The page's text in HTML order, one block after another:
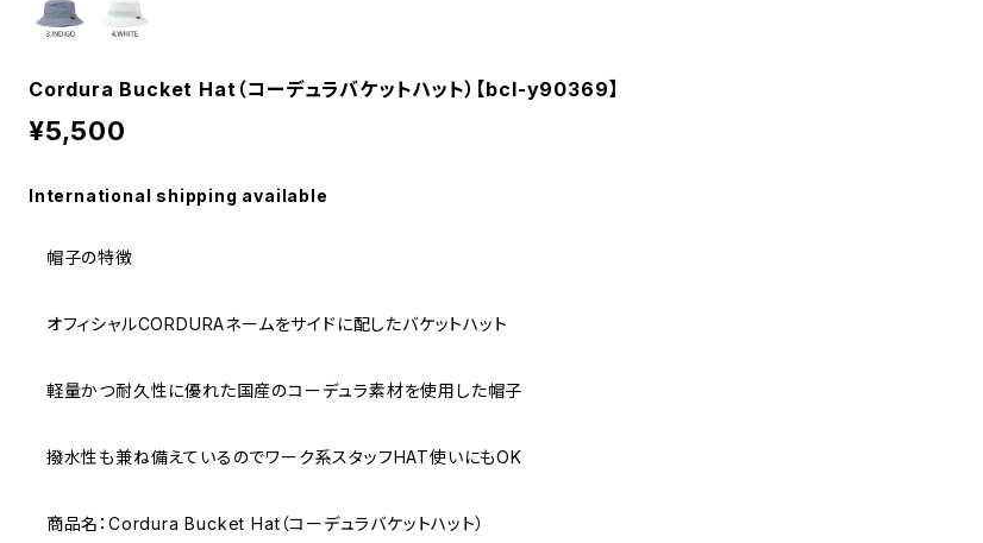
Cordura Bucket Hat（コーデュラバケットハット）【bcl-y90369】
¥5,500
International shipping available
帽子の特徴
オフィシャルCORDURAネームをサイドに配したバケットハット
軽量かつ耐久性に優れた国産のコーデュラ素材を使用した帽子
撥水性も兼ね備えているのでワーク系スタッフHAT使いにもOK
商品名：Cordura Bucket Hat（コーデュラバケットハット）